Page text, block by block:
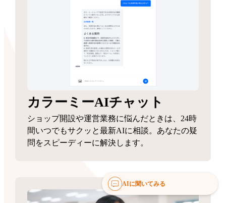
カラーミーAIチャット
ショップ開設や運営業務に悩んだときは、24時
間いつでもサクッと最新AIに相談。あなたの疑
問をスピーディーに解決します。
AIに聞いてみる